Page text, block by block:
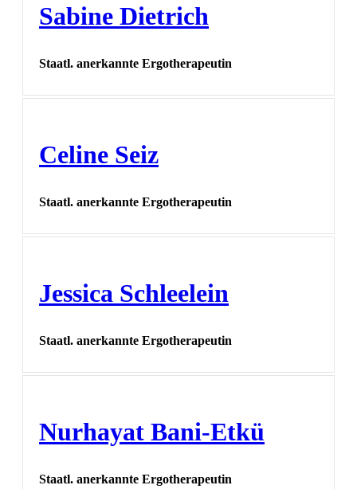
Sabine Dietrich
Staatl. anerkannte Ergotherapeutin
Celine Seiz
Staatl. anerkannte Ergotherapeutin
Jessica Schleelein
Staatl. anerkannte Ergotherapeutin
Nurhayat Bani-Etkü
Staatl. anerkannte Ergotherapeutin